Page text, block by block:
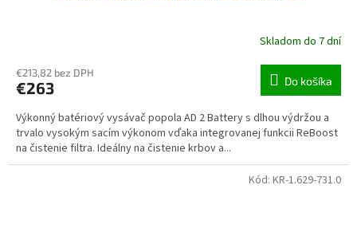
Skladom do 7 dní
€213,82 bez DPH
€263 Do košíka
Výkonný batériový vysávač popola AD 2 Battery s dlhou výdržou a
trvalo vysokým sacím výkonom vďaka integrovanej funkcii ReBoost
na čistenie filtra. Ideálny na čistenie krbov a...
Kód: KR-1.629-731.0